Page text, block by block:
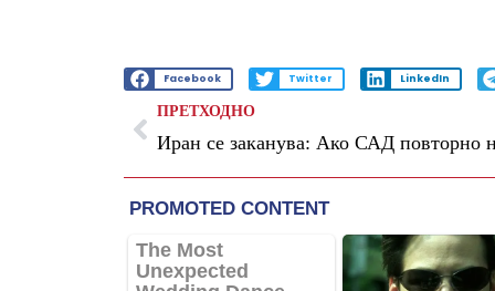
Facebook Twitter LinkedIn
ПРЕТХОДНО